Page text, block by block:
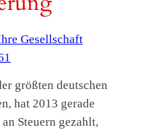
Gesellschaft
größten deutschen
hat 2013 gerade
Steuern gezahlt,